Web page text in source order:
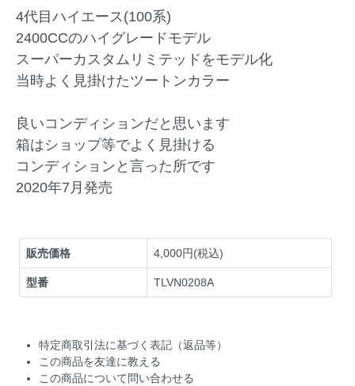
4代目ハイエース(100系)
2400CCのハイグレードモデル
スーパーカスタムリミテッドをモデル化
当時よく見掛けたツートンカラー
良いコンディションだと思います
箱はショップ等でよく見掛ける
コンディションと言った所です
2020年7月発売
販売価格 4,000円(税込)
型番 TLVN0208A
特定商取引法に基づく表記（返品等）
この商品を友達に教える
この商品について問い合わせる